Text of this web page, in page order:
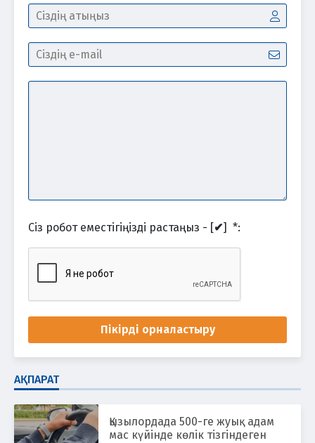
Сіз робот еместігіңізді растаңыз - [✔] *:
Пікірді орналастыру
АҚПАРАТ
Қызылордада 500-ге жуық адам
мас күйінде көлік тізгіндеген